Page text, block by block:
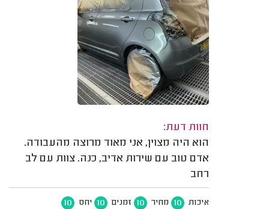
חוות דעת:
הוא היה מצוין, אני מאוד מרוצה מהעבודה.
אדם טוב עם שירות אדיב, כנה. צוות עם לב
רחב
איכות 10 מחיר 10 זמנים 10 יחס 10